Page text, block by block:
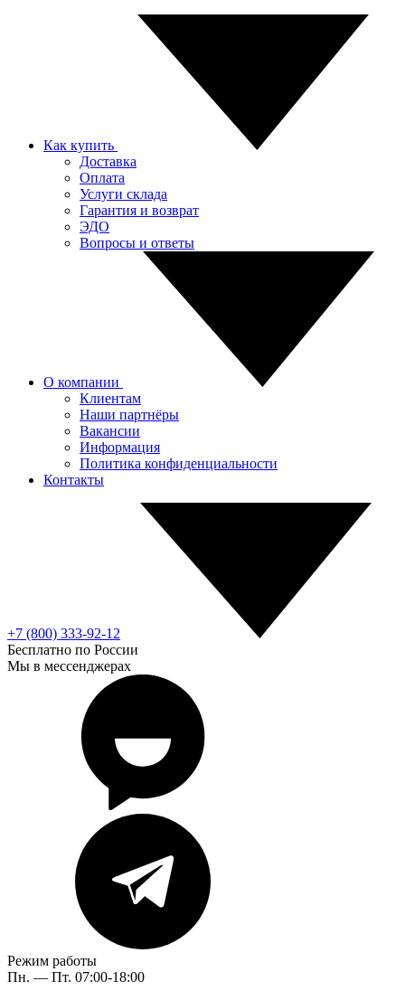
Как купить
Доставка
Оплата
Услуги склада
Гарантия и возврат
ЭДО
Вопросы и ответы
О компании
Клиентам
Наши партнёры
Вакансии
Информация
Политика конфиденциальности
Контакты
+7 (800) 333-92-12
Бесплатно по России
Мы в мессенджерах
Режим работы
Пн. — Пт. 07:00-18:00